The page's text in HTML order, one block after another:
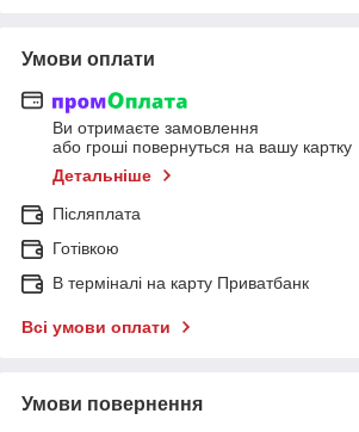
Умови оплати
Ви отримаєте замовлення
або гроші повернуться на вашу картку
Детальніше
Післяплата
Готівкою
В терміналі на карту Приватбанк
Всі умови оплати
Умови повернення